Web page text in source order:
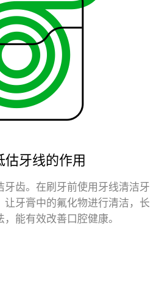
估牙线的作用
齿。在刷牙前使用牙线清洁牙
牙膏中的氟化物进行清洁，长
能有效改善口腔健康。